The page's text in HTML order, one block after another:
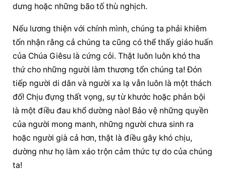
dưng hoặc những bão tố thù nghịch.
Nếu lương thiện với chính mình, chúng ta phải khiêm
tốn nhận rằng cả chúng ta cũng có thể thấy giáo huấn
của Chúa Giêsu là cứng cỏi. Thật luôn luôn khó tha
thứ cho những người làm thương tổn chúng ta! Đón
tiếp người di dân và người xa lạ vẫn luôn là một thách
đố! Chịu đựng thất vọng, sự từ khước hoặc phản bội
là một điều đau khổ dường nào! Bảo vệ những quyền
của người mong manh, những người chưa sinh ra
hoặc người già cả hơn, thật là điều gây khó chịu,
dường như họ làm xáo trộn cảm thức tự do của chúng
ta!